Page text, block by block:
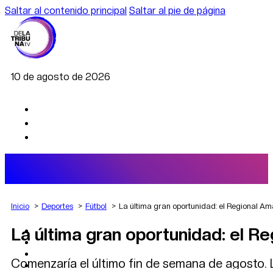
Saltar al contenido principal Saltar al pie de página
10 de agosto de 2026
AGRO
DEPORTES
POLÍTICA
Inicio Deportes Fútbol La última gran oportunidad: el Regional
La última gran oportunidad: el
Comenzaría el último fin de semana de agosto.